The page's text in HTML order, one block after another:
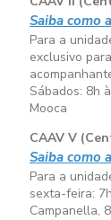
Saiba como
Para a
exclusivo
Sábados: 8h
Mooca
CAAV V
Saiba como
Para a
sexta-feira:
Campanella,